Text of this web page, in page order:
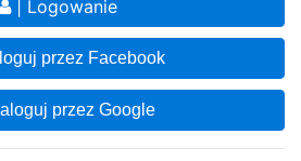
| Logowanie
przez Facebook
przez Google